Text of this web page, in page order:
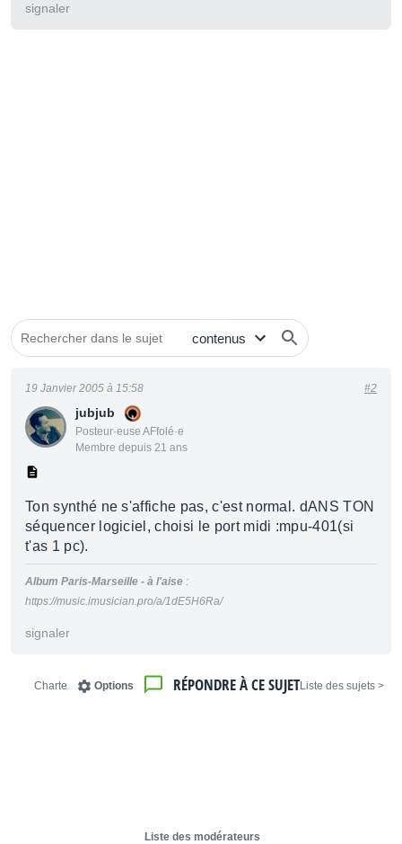
signaler
jubjub
Posteur·euse AFfolé·e
Membre depuis 21 ans
19 Janvier 2005 à 15:58 #2
Ton synthé ne s'affiche pas, c'est normal. dANS TON
séquencer logiciel, choisi le port midi :mpu-401(si
t'as 1 pc).
Album Paris-Marseille - à l'aise :
https://music.imusician.pro/a/1dE5H6Ra/
signaler
< Liste des sujets
RÉPONDRE À CE SUJET
Options
Charte
Liste des modérateurs